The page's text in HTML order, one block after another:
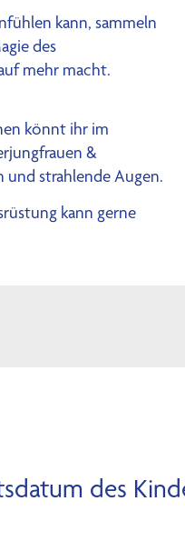
kann, sammeln
des
mehr macht.
könnt ihr im
&
und strahlende Augen.
kann gerne
des